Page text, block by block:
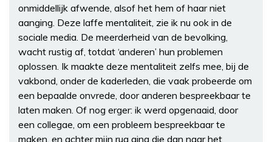
onmiddellijk afwende, alsof het hem of haar niet
aanging. Deze laffe mentaliteit, zie ik nu ook in de
sociale media. De meerderheid van de bevolking,
wacht rustig af, totdat ‘anderen’ hun problemen
oplossen. Ik maakte deze mentaliteit zelfs mee, bij de
vakbond, onder de kaderleden, die vaak probeerde om
een bepaalde onvrede, door anderen bespreekbaar te
laten maken. Of nog erger: ik werd opgenaaid, door
een collegae, om een probleem bespreekbaar te
maken, en achter mijn rug ging die dan naar het